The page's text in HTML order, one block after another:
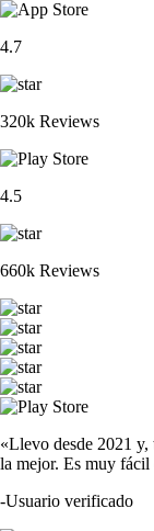
4.7
320k Reviews
4.5
660k Reviews
«Llevo desde 2021 y,
la mejor. Es muy fácil
-Usuario verificado